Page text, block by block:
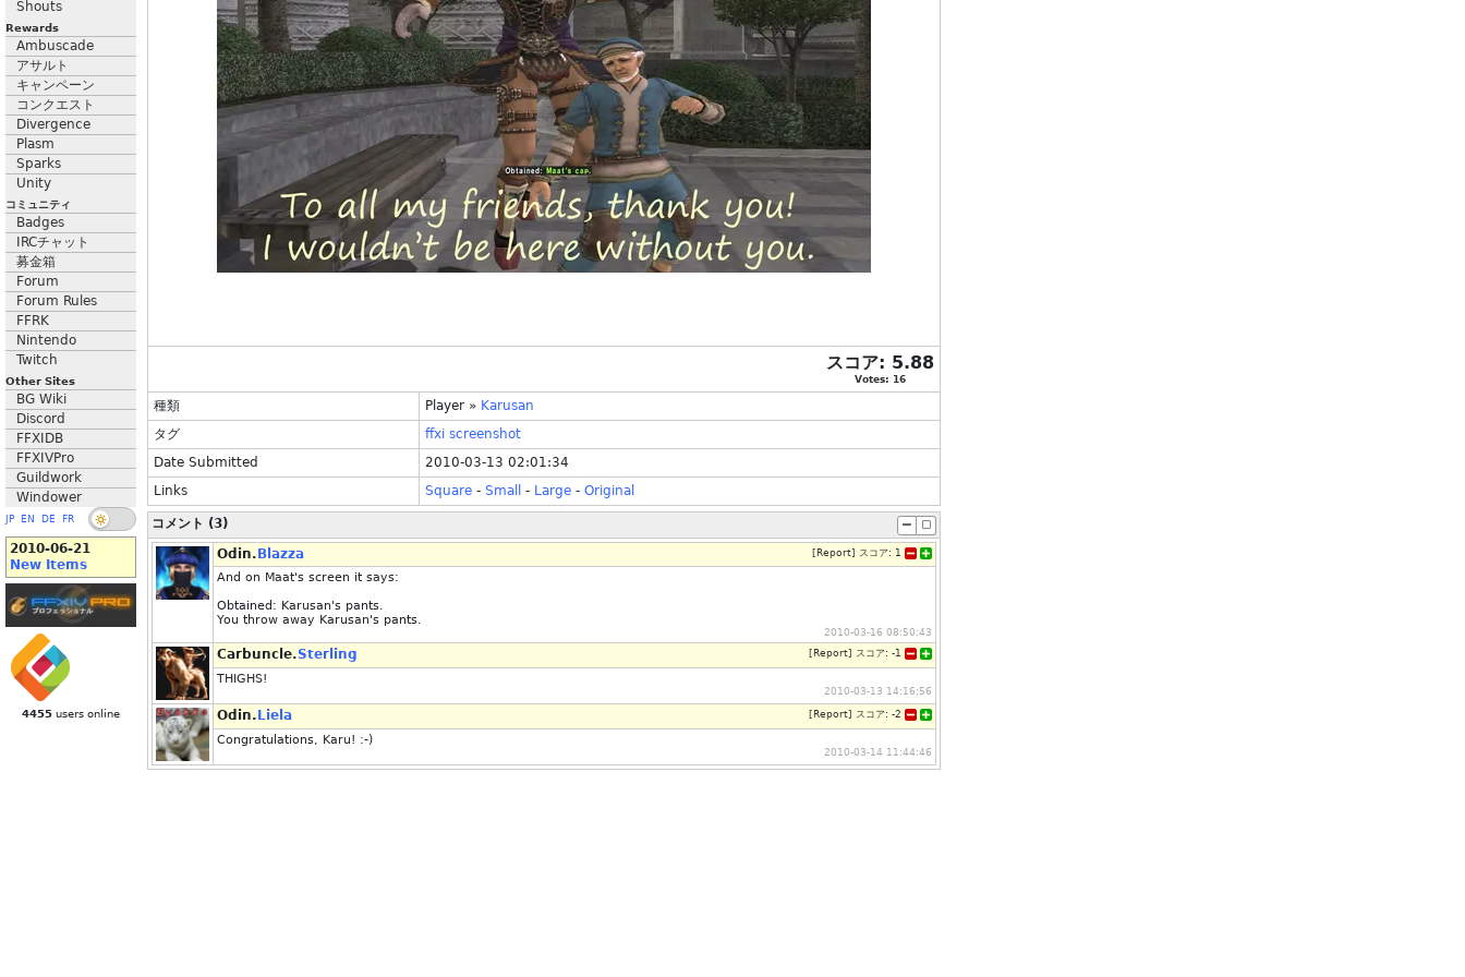
Shouts
Rewards
Ambuscade
アサルト
キャンペーン
コンクエスト
Divergence
Plasm
Sparks
Unity
コミュニティ
Badges
IRCチャット
募金箱
Forum
Forum Rules
FFRK
Nintendo
Twitch
Other Sites
BG Wiki
Discord
FFXIDB
FFXIVPro
Guildwork
Windower
JP EN DE FR
2010-06-21
New Items
4455 users online
スコア: 5.88
Votes: 16
種類 Player » Karusan
タグ
ffxi screenshot
Date Submitted
2010-03-13 02:01:34
Links
Square - Small - Large - Original
コメント (3)
Odin. Blazza [ Report] スコア: 1
And on Maat's screen it says:
Obtained: Karusan's pants.
You throw away Karusan's pants.
2010-03-16 08:50:43
Carbuncle.Sterling [ Report] スコア: -1
THIGHS!
2010-03-13 14:16:56
Odin. Liela [ Report] スコア: -2
Congratulations, Karu! :-)
2010-03-14 11:44:46